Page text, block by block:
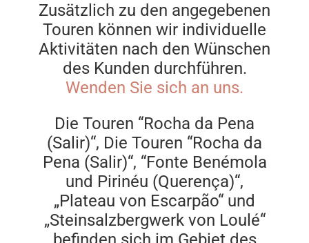
Zusätzlich zu den angegebenen
Touren können wir individuelle
Aktivitäten nach den Wünschen
des Kunden durchführen.
Wenden Sie sich an uns.
Die Touren “Rocha da Pena
(Salir)“, Die Touren “Rocha da
Pena (Salir)“, “Fonte Benémola
und Pirinéu (Querença)“,
„Plateau von Escarpão“ und
„Steinsalzbergwerk von Loulé“